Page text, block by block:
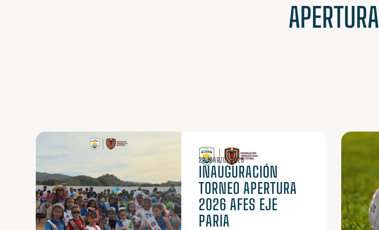
APERTURA
22 MARZO, 2026
INAUGURACIÓN
TORNEO APERTURA
2026 AFES EJE
PARIA